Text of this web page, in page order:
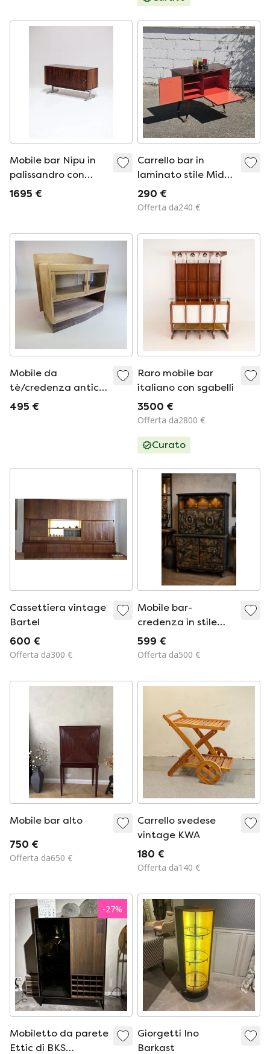
Mobile bar Nipu in
palissandro con
tamburo in metallo,
1695 €
Carrello bar in
laminato stile Mid-
Century - Mobile bar
- Stile mogano -
290 €
Offerta da240 €
Mobile da
tè/credenza antico
in stile Art Déco,
495 €
Raro mobile bar
italiano con sgabelli
3500 €
Offerta da2800 €
Curato
Cassettiera vintage
Bartel
600 €
Offerta da300 €
Mobile bar-
credenza in stile
retrò
599 €
Offerta da500 €
Mobile bar alto
750 €
Offerta da650 €
Carrello svedese
vintage KWA
180 €
Offerta da140 €
-27%
Mobiletto da parete
Ettic di BKS
Giorgetti Ino
Barkast